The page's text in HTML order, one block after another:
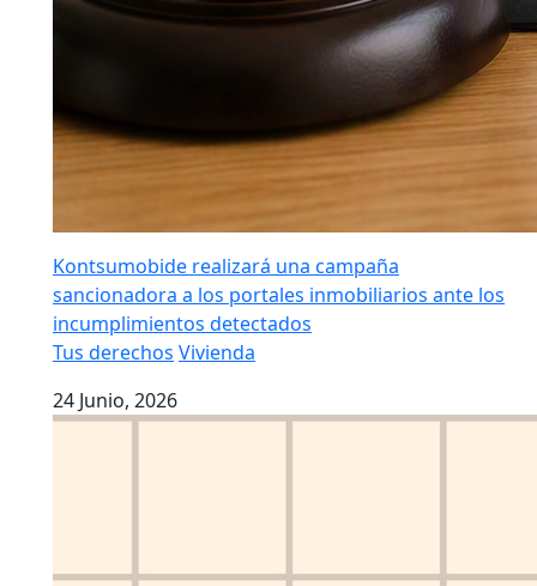
Kontsumobide realizará una campaña
sancionadora a los portales inmobiliarios ante los
incumplimientos detectados
Tus derechos Vivienda
24 Junio, 2026